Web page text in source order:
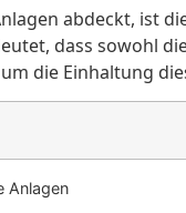
abdeckt, ist
dass sowohl
die Einhaltung
Anlagen